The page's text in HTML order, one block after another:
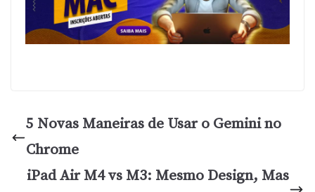
5 Novas Maneiras de Usar o Gemini no
Chrome
iPad Air M4 vs M3: Mesmo Design, Mas